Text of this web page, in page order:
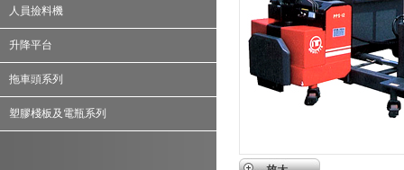
人員撿料機
升降平台
拖車頭系列
塑膠棧板及電瓶系列